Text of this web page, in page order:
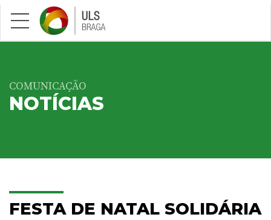
Saltar para conteúdo principal
COMUNICAÇÃO
NOTÍCIAS
FESTA DE NATAL SOLIDÁRIA